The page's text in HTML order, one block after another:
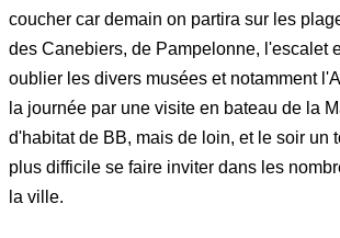
coucher car demain on partira sur les
des Canebiers, de Pampelonne, l'escalet
oublier les divers musées et notamment
la journée par une visite en bateau de la
d'habitat de BB, mais de loin, et le soir un
plus difficile se faire inviter dans les
la ville.